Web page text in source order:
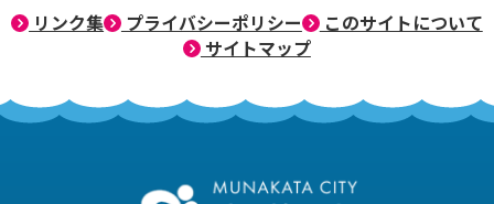
リンク集 プライバシーポリシー
このサイトについて
サイトマップ